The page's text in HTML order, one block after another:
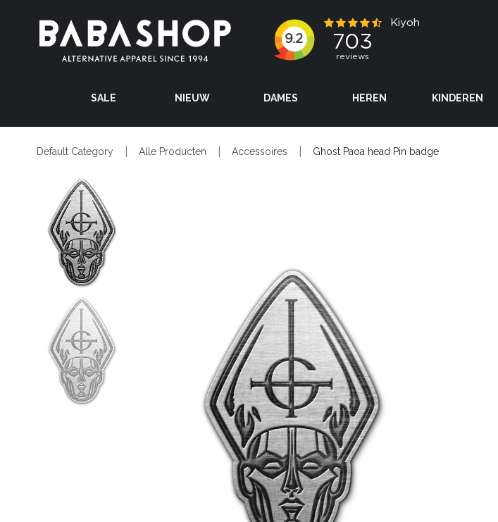
SALE NIEUW DAMES HEREN KINDEREN
Default Category Alle Producten Accessoires Ghost Paoa head Pin badge